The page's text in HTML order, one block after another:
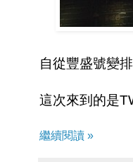
自從豐盛號變
這次來到的是
繼續閱讀 »